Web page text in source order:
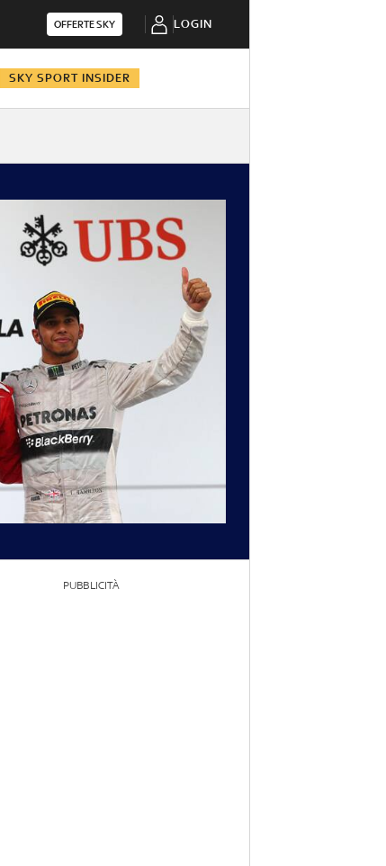
OFFERTE SKY LOGIN
SKY SPORT INSIDER
PUBBLICITÀ